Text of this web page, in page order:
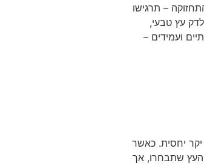
– תרגישו
עץ טבעי,
ועמידים –
יחסית. כאשר
שתבחרו, אך